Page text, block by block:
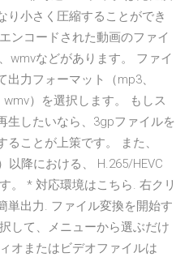
り小さく圧縮することができ
ンコードされた動画のファイ
wmvなどがあります。 ファイ
力フォーマット（mp3、
）を選択します。 もしス
生したいなら、3gpファイルを
ことが上策です。 また、
以降における、 H.265/HEVC
。 * 対応環境はこちら. 右クリ
単出力. ファイル変換を開始す
して、メニューから選ぶだけ
オまたはビデオファイルは